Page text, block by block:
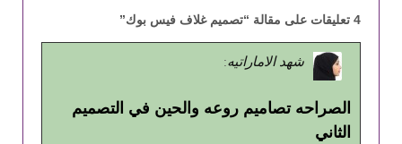
4 تعليقات على مقالة “ تصميم غلاف فيس بوك”
شهد الاماراتيه:
الصراحه تصاميم روعه والحين في التصميم
الثاني